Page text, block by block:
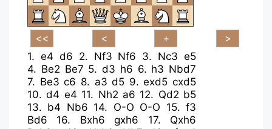
1. e4 d6 2. Nf3 Nf6 3. Nc3 e5
4. Be2 Be7 5. d3 h6 6. h3 Nbd7
7. Be3 c6 8. a3 d5 9.exd5 cxd5
10.d4 e4 11. Nh2 a6 12. Qd2 b5
13. b4 Nb6 14. O-O O-O 15.f3
Bd6
16. Bxh6 gxh6 17. Qxh6